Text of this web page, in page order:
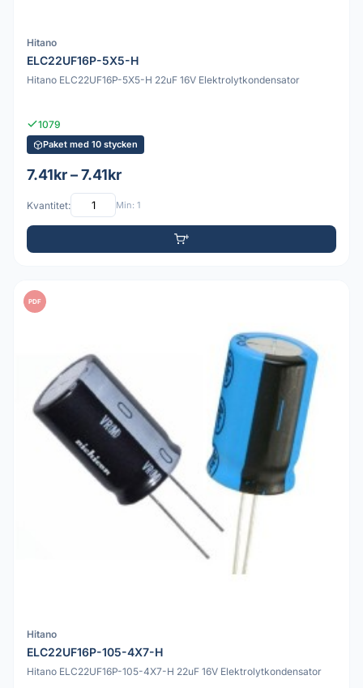
Hitano
ELC22UF16P-5X5-H
Hitano ELC22UF16P-5X5-H 22uF 16V Elektrolytkondensator
1079
Paket med 10 stycken
7.41kr – 7.41kr
Kvantitet: Min: 1
PDF
Hitano
ELC22UF16P-105-4X7-H
Hitano ELC22UF16P-105-4X7-H 22uF 16V Elektrolytkondensator